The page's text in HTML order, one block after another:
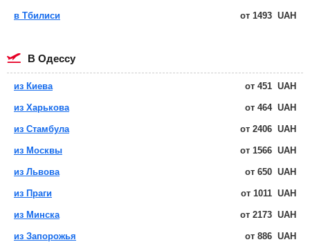
в Тбилиси от 1493 UAH
в Одессу
из Киева от 451 UAH
из Харькова от 464 UAH
из Стамбула от 2406 UAH
из Москвы от 1566 UAH
из Львова от 650 UAH
из Праги от 1011 UAH
из Минска от 2173 UAH
из Запорожья от 886 UAH